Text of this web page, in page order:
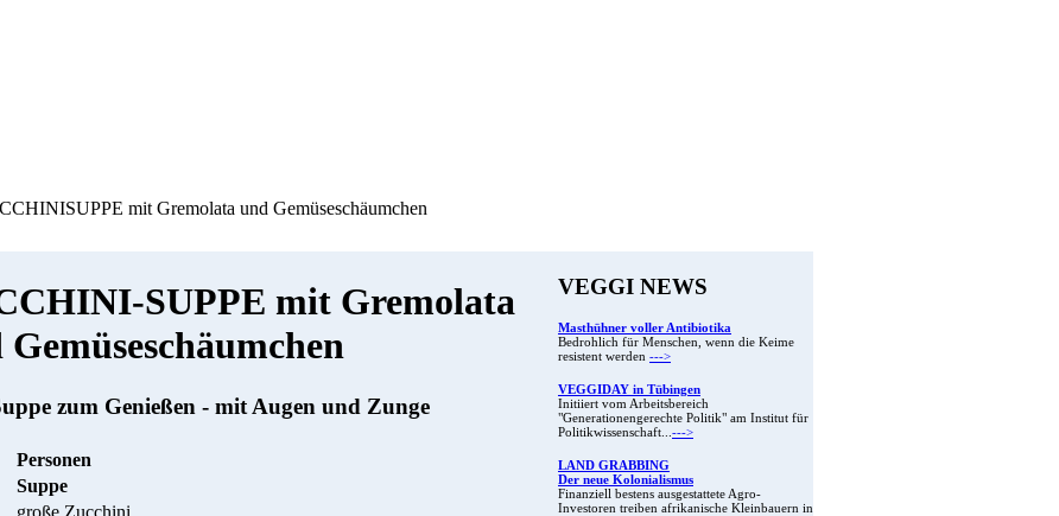
mit Gremolata und Gemüseschäumchen
SUPPE mit Gremolata
zum Genießen - mit Augen und Zunge
Personen
Suppe
große Zucchini
VEGGI NEWS
Masthühner voller Antibiotika
Bedrohlich für Menschen, wenn die Keime
resistent werden --->
VEGGIDAY in Tübingen
Initiiert vom Arbeitsbereich
"Generationengerechte Politik" am Institut für
Politikwissenschaft...--->
LAND GRABBING
Der neue Kolonialismus
Finanziell bestens ausgestattete Agro-
Investoren treiben afrikanische Kleinbauern in